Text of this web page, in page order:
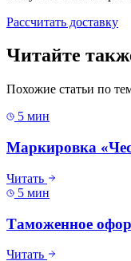
Рассчитать доставку
Читайте
Похожие статьи по
5 мин
Маркировка
Читать
5 мин
Таможенное
Читать